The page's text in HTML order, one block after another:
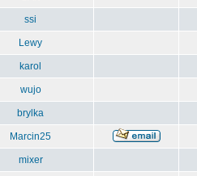
ssi
Lewy
karol
wujo
brylka
Marcin25
mixer